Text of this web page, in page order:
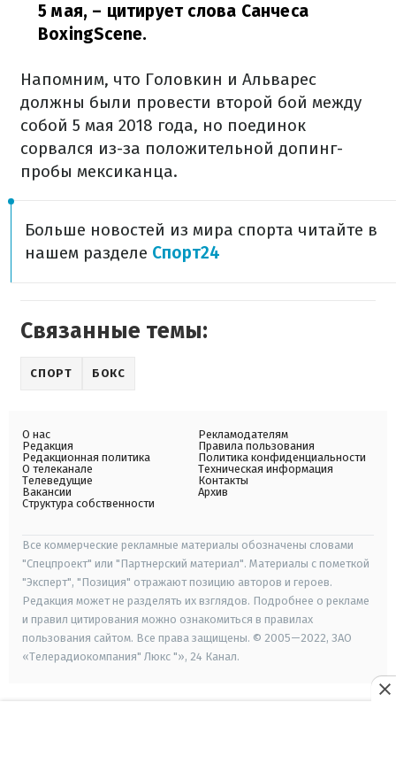
5 мая, – цитирует слова Санчеса
BoxingScene.
Напомним, что Головкин и Альварес
должны были провести второй бой между
собой 5 мая 2018 года, но поединок
сорвался из-за положительной допинг-
пробы мексиканца.
Больше новостей из мира спорта читайте в
нашем разделе Спорт24
Связанные темы:
СПОРТ БОКС
О нас
Редакция
Редакционная политика
О телеканале
Телеведущие
Вакансии
Структура собственности
Рекламодателям
Правила пользования
Политика конфиденциальности
Техническая информация
Контакты
Архив
Все коммерческие рекламные материалы обозначены словами
"Спецпроект" или "Партнерский материал". Материалы с пометкой
"Эксперт", "Позиция" отражают позицию авторов и героев.
Редакция может не разделять их взглядов. Подробнее о рекламе
и правил цитирования можно ознакомиться в правилах
пользования сайтом. Все права защищены. © 2005—2022, ЗАО
«Телерадиокомпания" Люкс "», 24 Канал.